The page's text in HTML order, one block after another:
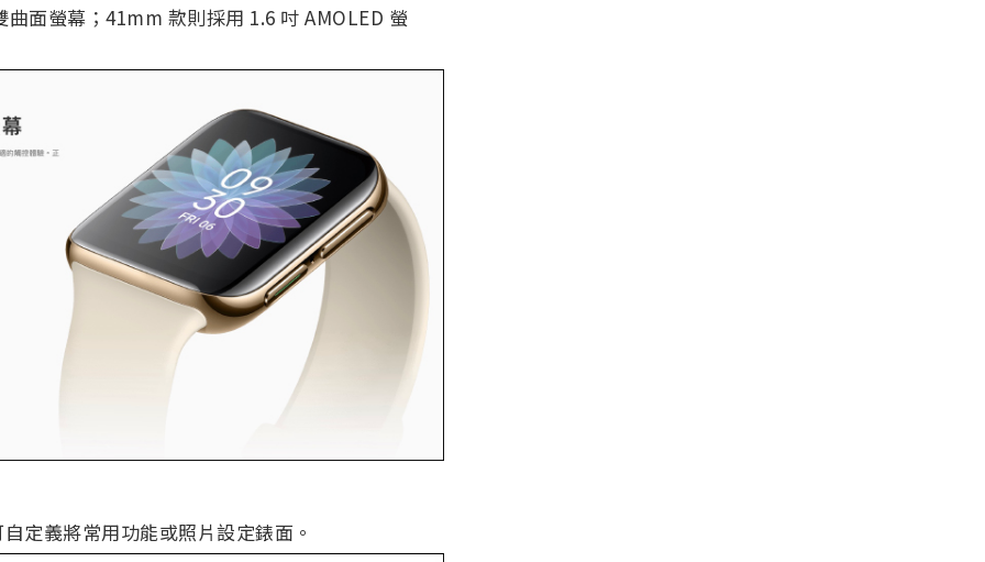
面螢幕；41mm 款則採用 1.6 吋 AMOLED 螢
定義將常用功能或照片設定錶面。